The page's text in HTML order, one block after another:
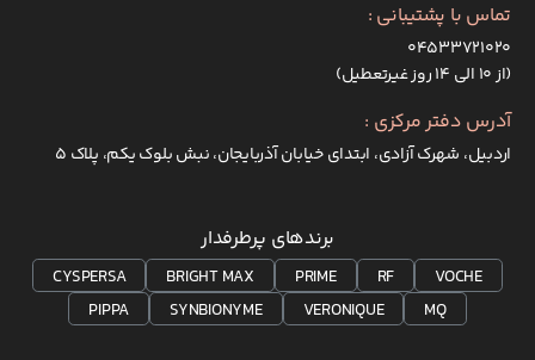
تماس با پشتیبانی :
۰۴۵۳۳۷۲۱۰۲۰
(از ۱۰ الی ۱۴ روز غیرتعطیل)
آدرس دفتر مرکزی :
اردبیل، شهرک آزادی، ابتدای خیابان آذربایجان، نبش بلوک یکم، پلاک 5
برندهای پرطرفدار
VOCHE
RF
PRIME
BRIGHT MAX
CYSPERSA
MQ
VERONIQUE
SYNBIONYME
PIPPA